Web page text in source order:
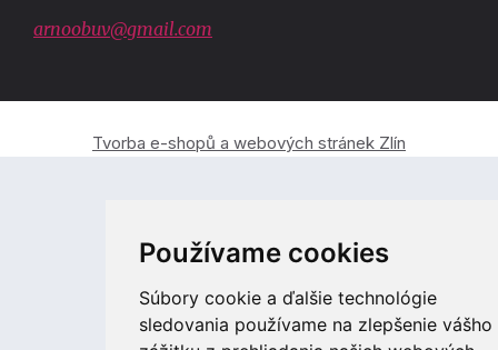
Používame cookies
Súbory cookie a ďalšie technológie
sledovania používame na zlepšenie vášho
arnoobuv@gmail.com
Tvorba e-shopů a webových stránek Zlín